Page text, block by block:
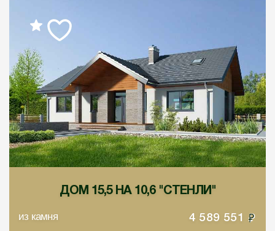
ДОМ 15,5 НА 10,6 "СТЕНЛИ"
из камня 4 589 551